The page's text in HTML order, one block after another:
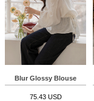
Blur Glossy Blouse
75.43 USD